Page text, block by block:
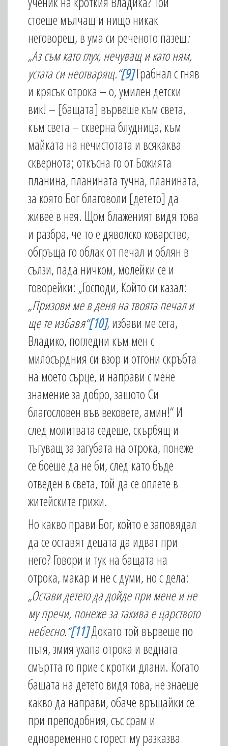
стоеше мълчащ и нищо никак
неговорещ, в ума си реченото пазещ:
„Аз съм като глух, нечуващ и като ням,
устата си неотварящ.“[9]Грабнал с гняв
и крясък отрока – о, умилен детски
вик! – [бащата] вървеше към света,
към света – скверна блудница, към
майката на нечистотата и всякаква
сквернота; откъсна го от Божията
планина, планината тучна, планината,
за която Бог благоволи [детето] да
живее в нея. Щом блаженият видя това
и разбра, че то е дяволско коварство,
обгръща го облак от печал и облян в
сълзи, пада ничком, молейки се и
говорейки: „Господи, Който си казал:
„Призови ме в деня на твоята печал и
ще те избавя“[10], избави ме сега,
Владико, погледни към мен с
милосърдния си взор и отгони скръбта
на моето сърце, и направи с мене
знамение за добро, защото Си
благословен във вековете, амин!“ И
след молитвата седеше, скърбящ и
тъгуващ за загубата на отрока, понеже
се боеше да не би, след като бъде
отведен в света, той да се оплете в
житейските грижи.
Но какво прави Бог, който е заповядал
да се оставят децата да идват при
него? Говори и тук на бащата на
отрока, макар и не с думи, но с дела:
„Остави детето да дойде при мене и не
му пречи, понеже за такива е царството
небесно.“[11]Докато той вървеше по
пътя, змия ухапа отрока и веднага
смъртта го прие с кротки длани. Когато
бащата на детето видя това, не знаеше
какво да направи, обаче връщайки се
при преподобния, със срам и
едновременно с горест му разказва